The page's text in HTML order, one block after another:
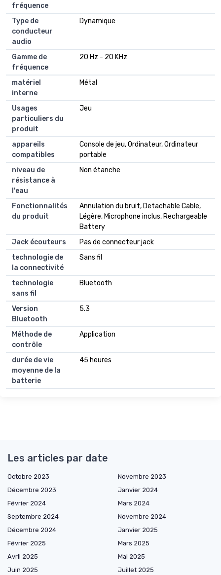
fréquence
Type de
conducteur
audio
Dynamique
Gamme de
fréquence
20 Hz - 20 KHz
matériel
interne
Métal
Usages
particuliers du
produit
Jeu
appareils
compatibles
Console de jeu, Ordinateur, Ordinateur
portable
niveau de
résistance à
l'eau
Non étanche
Fonctionnalités
du produit
Annulation du bruit, Detachable Cable,
Légère, Microphone inclus, Rechargeable
Battery
Jack écouteurs
Pas de connecteur jack
technologie de
la connectivité
Sans fil
technologie
sans fil
Bluetooth
Version
Bluetooth
5.3
Méthode de
contrôle
Application
durée de vie
moyenne de la
batterie
45 heures
Les articles par date
Octobre 2023
Novembre 2023
Décembre 2023
Janvier 2024
Février 2024
Mars 2024
Septembre 2024
Novembre 2024
Décembre 2024
Janvier 2025
Février 2025
Mars 2025
Avril 2025
Mai 2025
Juin 2025
Juillet 2025